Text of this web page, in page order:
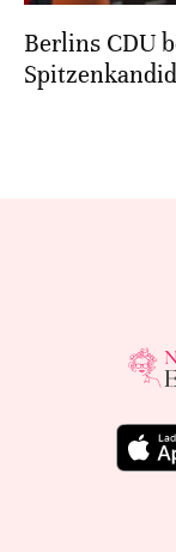
Berlins CDU